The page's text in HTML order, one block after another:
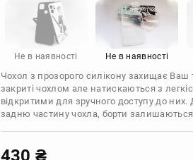
OnePlus
Google
Doogee
Motorola
Не в наявності Не в наявності
Чохол з прозорого силікону захищає Ваш
закриті чохлом але натискаються з
відкритими для зручного доступу до
задню частину чохла, борти
430 ₴